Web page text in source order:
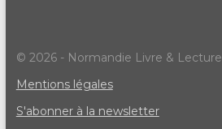
© 2026 - Normandie Livre & Lecture
Mentions légales
S'abonner à la newsletter